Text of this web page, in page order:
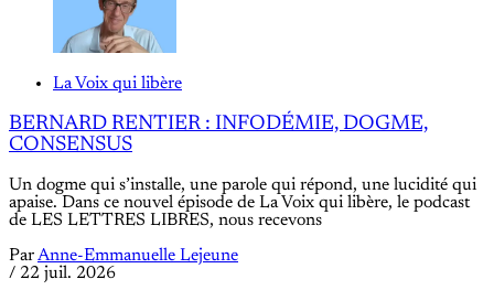
La Voix qui libère
BERNARD RENTIER : INFODÉMIE, DOGME,
CONSENSUS
Un dogme qui s’installe, une parole qui répond, une lucidité qui
apaise. Dans ce nouvel épisode de La Voix qui libère, le podcast
de LES LETTRES LIBRES, nous recevons
ParAnne-Emmanuelle Lejeune
/ 22 juil. 2026